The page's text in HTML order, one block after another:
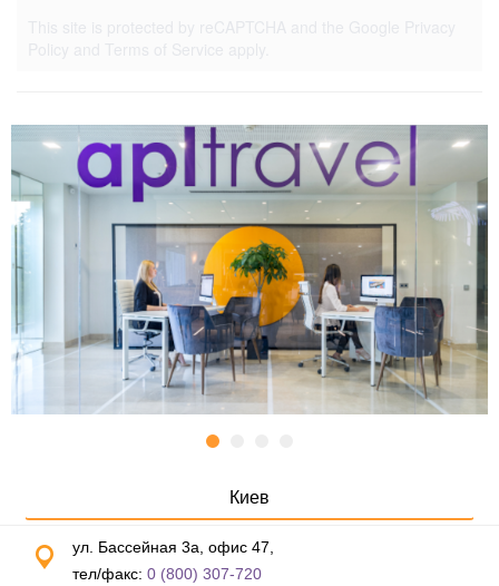
Киев
ул. Бассейная 3а, офис 47,
тел/факс: 0 (800) 307-720